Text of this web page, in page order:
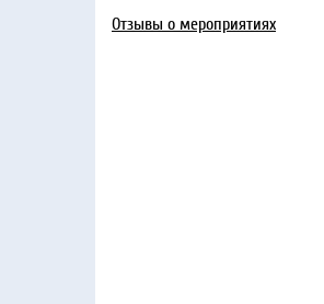
Отзывы о мероприятиях